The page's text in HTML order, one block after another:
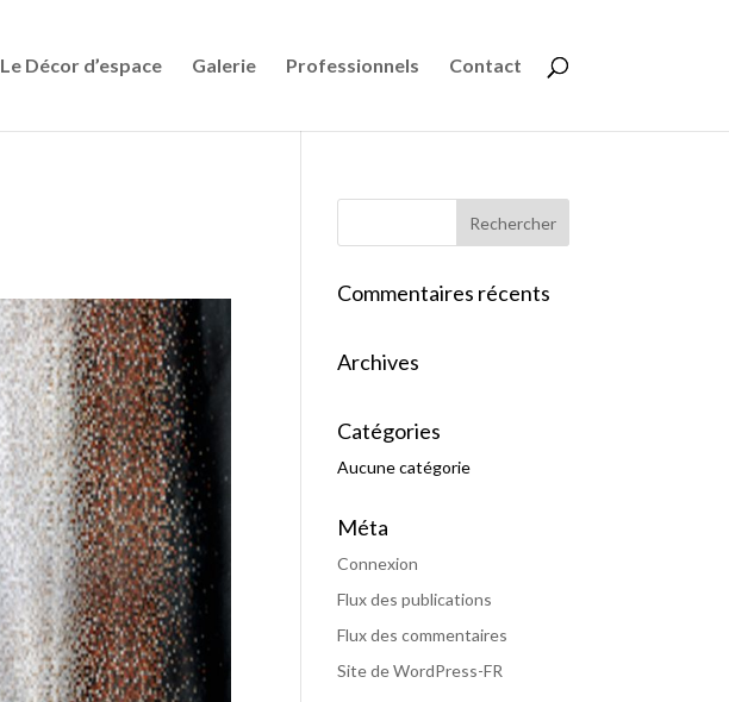
Le Décor d’espace Galerie Professionnels Contact
Commentaires récents
Archives
Catégories
Aucune catégorie
Méta
Connexion
Flux des publications
Flux des commentaires
Site de WordPress-FR